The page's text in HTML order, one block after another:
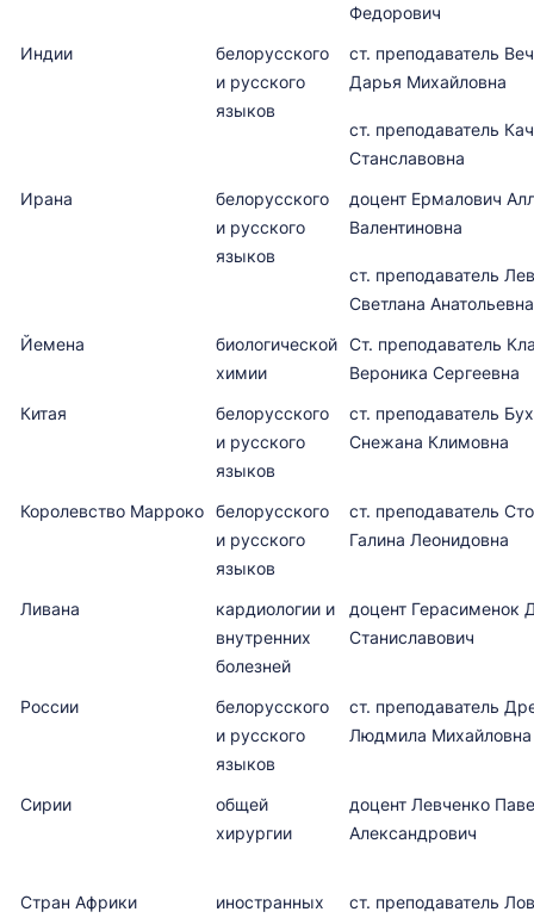
Федорович
Индии
белорусского
и русского
языков
ст. преподаватель
Дарья Михайловна
ст. преподаватель
Станславовна
Ирана
белорусского
и русского
языков
доцент Ермалович
ст. преподаватель
Светлана Анатольевна
Йемена
биологической
химии
Ст. преподаватель
Вероника Сергеевна
Китая
белорусского
и русского
языков
ст. преподаватель
Снежана Климовна
Королевство Марроко белорусского
и русского
языков
ст. преподаватель
Галина Леонидовна
Ливана
кардиологии и
внутренних
болезней
доцент Герасименок
Станиславович
России
белорусского
и русского
языков
ст. преподаватель
Людмила Михайловна
Сирии
общей
хирургии
доцент Левченко
Александрович
Стран Африки
иностранных
ст. преподаватель